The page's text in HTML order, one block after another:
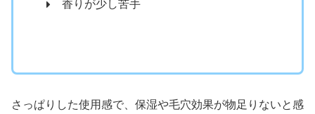
香りが少し苦手
さっぱりした使用感で、保湿や毛穴効果が物足りないと感